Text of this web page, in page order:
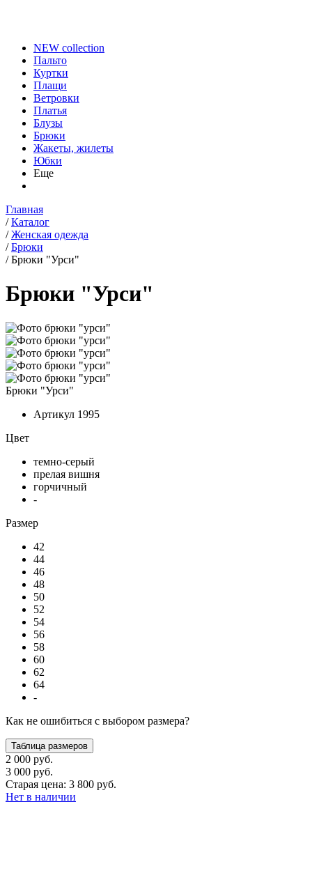
NEW collection
Пальто
Куртки
Плащи
Ветровки
Платья
Блузы
Брюки
Жакеты, жилеты
Юбки
Еще
Главная
/ Каталог
/ Женская одежда
/ Брюки
/ Брюки "Урси"
Брюки "Урси"
Брюки "Урси"
Артикул 1995
Цвет
темно-серый
прелая вишня
горчичный
-
Размер
42
44
46
48
50
52
54
56
58
60
62
64
-
Как не ошибиться с выбором размера?
Таблица размеров
2 000 руб.
3 000 руб.
Старая цена: 3 800 руб.
Нет в наличии